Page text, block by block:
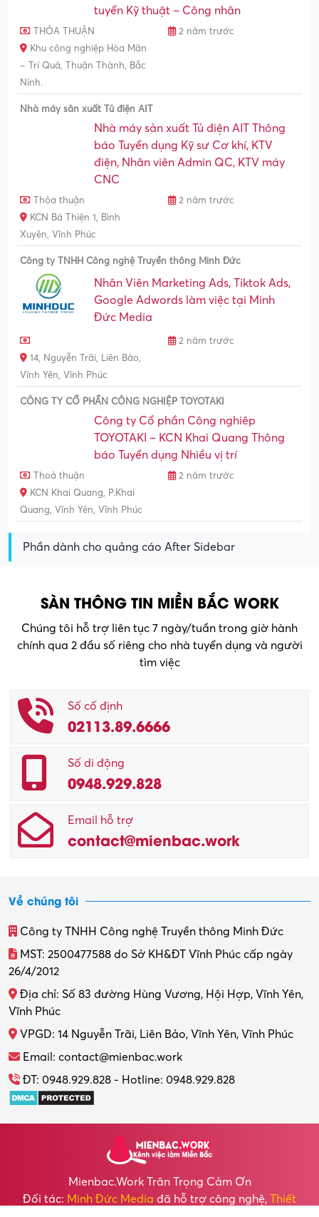
tuyển Kỹ thuật – Công nhân
THỎA THUẬN
2 năm trước
Khu công nghiệp Hòa Mãn
– Trí Quả, Thuận Thành, Bắc
Ninh.
Nhà máy sản xuất Tủ điện AIT
Nhà máy sản xuất Tủ điện AIT Thông
báo Tuyển dụng Kỹ sư Cơ khí, KTV
điện, Nhân viên Admin QC, KTV máy
CNC
Thỏa thuận
2 năm trước
KCN Bá Thiện 1, Bình
Xuyên, Vĩnh Phúc
Công ty TNHH Công nghệ Truyền thông Minh Đức
Nhân Viên Marketing Ads, Tiktok Ads,
Google Adwords làm việc tại Minh
Đức Media
2 năm trước
14, Nguyễn Trãi, Liên Bảo,
Vĩnh Yên, Vĩnh Phúc
CÔNG TY CỔ PHẦN CÔNG NGHIỆP TOYOTAKI
Công ty Cổ phần Công nghiêp
TOYOTAKI – KCN Khai Quang Thông
báo Tuyển dụng Nhiều vị trí
Thoả thuận
2 năm trước
KCN Khai Quang, P.Khai
Quang, Vĩnh Yên, Vĩnh Phúc
Phần dành cho quảng cáo After Sidebar
SÀN THÔNG TIN MIỀN BẮC WORK
Chúng tôi hỗ trợ liên tục 7 ngày/tuần trong giờ hành
chính qua 2 đầu số riêng cho nhà tuyển dụng và người
tìm việc
Số cố định
02113.89.6666
Số di động
0948.929.828
Email hỗ trợ
contact@mienbac.work
Về chúng tôi
Công ty TNHH Công nghệ Truyền thông Minh Đức
MST: 2500477588 do Sở KH&ĐT Vĩnh Phúc cấp ngày
26/4/2012
Địa chỉ: Số 83 đường Hùng Vương, Hội Hợp, Vĩnh Yên,
Vĩnh Phúc
VPGD: 14 Nguyễn Trãi, Liên Bảo, Vĩnh Yên, Vĩnh Phúc
Email: contact@mienbac.work
ĐT: 0948.929.828 - Hotline: 0948.929.828
Mienbac.work Trân Trọng Cảm Ơn
Đối tác: Minh Đức Media đã hỗ trợ công nghệ, Thiết